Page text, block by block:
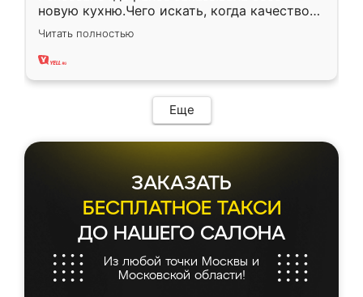
новую кухню.Чего искать, когда качеством
вполне довольна. Служит кухня уже почти
два года, нареканий нет.
Читать полностью
Еще
ЗАКАЗАТЬ
БЕСПЛАТНОЕ ТАКСИ
ДО НАШЕГО САЛОНА
Из любой точки Москвы и
Московской области!